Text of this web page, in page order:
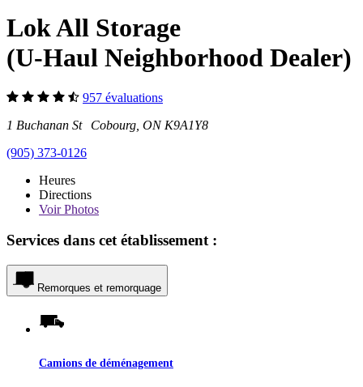
Lok All Storage
(U-Haul Neighborhood Dealer)
957 évaluations
1 Buchanan St Cobourg, ON K9A1Y8
(905) 373-0126
Heures
Directions
VoirPhotos
Services dans cet établissement :
Remorques et remorquage
Camions de déménagement